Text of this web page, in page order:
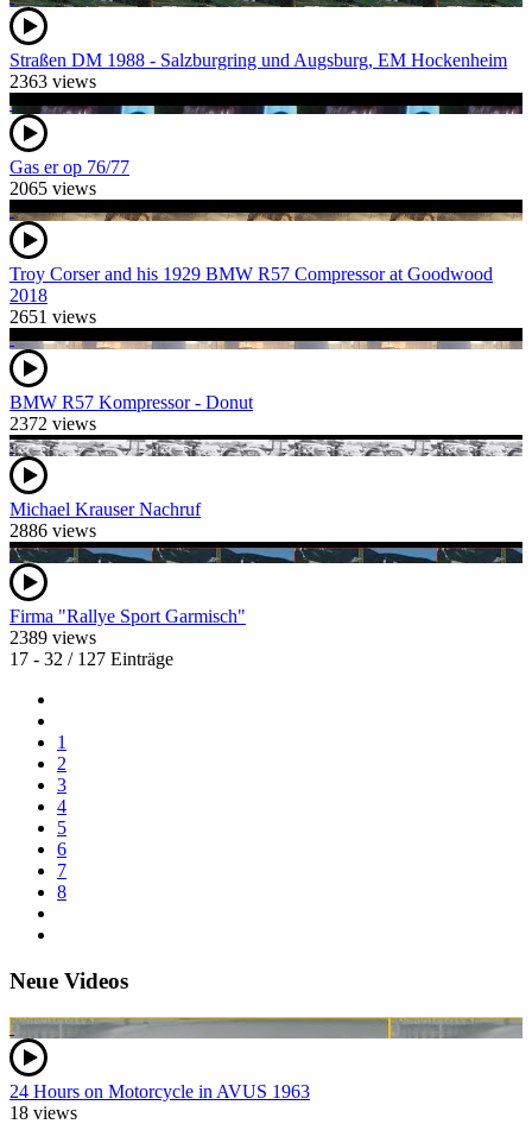
Straßen DM 1988 - Salzburgring und Augsburg, EM Hockenheim
2363 views
Gas er op 76/77
2065 views
Troy Corser and his 1929 BMW R57 Compressor at Goodwood
2018
2651 views
BMW R57 Kompressor - Donut
2372 views
Michael Krauser Nachruf
2886 views
Firma "Rallye Sport Garmisch"
2389 views
17 - 32 / 127 Einträge
1
2
3
4
5
6
7
8
Neue Videos
24 Hours on Motorcycle in AVUS 1963
18 views